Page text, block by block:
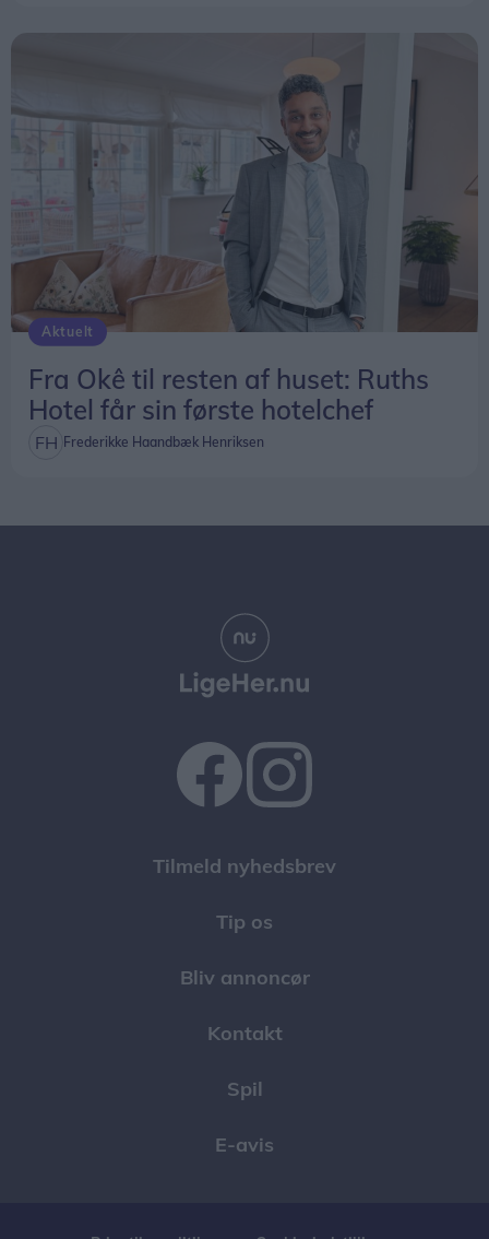
Aktuelt
Fra Okê til resten af huset: Ruths
Hotel får sin første hotelchef
Frederikke Haandbæk Henriksen
Tilmeld nyhedsbrev
Tip os
Bliv annoncør
Kontakt
Spil
E-avis